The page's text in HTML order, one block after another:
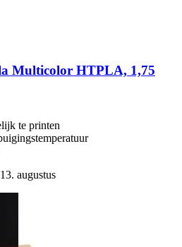
Multicolor HTPLA, 1,75
te printen
augustus